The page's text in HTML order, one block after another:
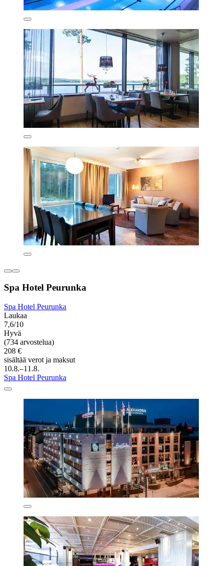
Spa Hotel Peurunka
Spa Hotel Peurunka
Laukaa
7,6/10
Hyvä
(734 arvostelua)
208 €
sisältää verot ja maksut
10.8.–11.8.
Spa Hotel Peurunka